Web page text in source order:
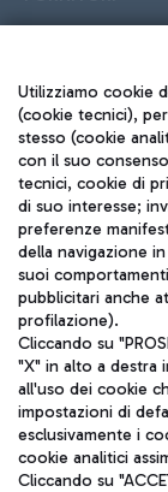
Seguici sui
Aeroporti di Roma
coordinamento di
Utilizziamo cookie
(cookie tecnici),
stesso (cookie
con il suo
tecnici, cookie di
di suo interesse;
preferenze
della navigazione
suoi
pubblicitari anche
profilazione).
Cliccando su
"X" in alto a destra
all'uso dei cookie
impostazioni di
esclusivamente i
cookie analitici
Cliccando su